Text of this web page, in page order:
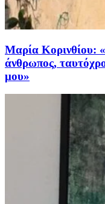
Μαρία Κορινθίου:
άνθρωπος,
μου»